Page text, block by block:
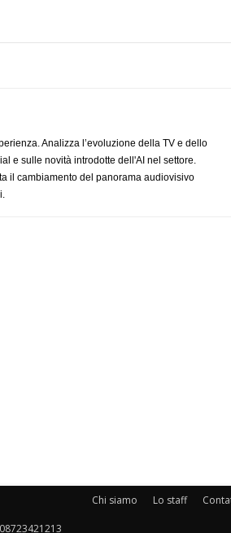
Analizza l’evoluzione della TV e dello
e sulle novità introdotte dell'AI nel settore.
il cambiamento del panorama audiovisivo
Chi siamo Lo staff